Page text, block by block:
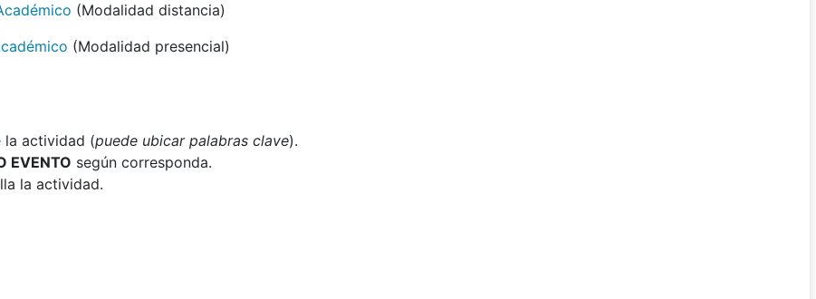
(Modalidad distancia)
(Modalidad presencial)
la actividad (puede ubicar palabras clave).
EVENTO según corresponda.
la actividad.